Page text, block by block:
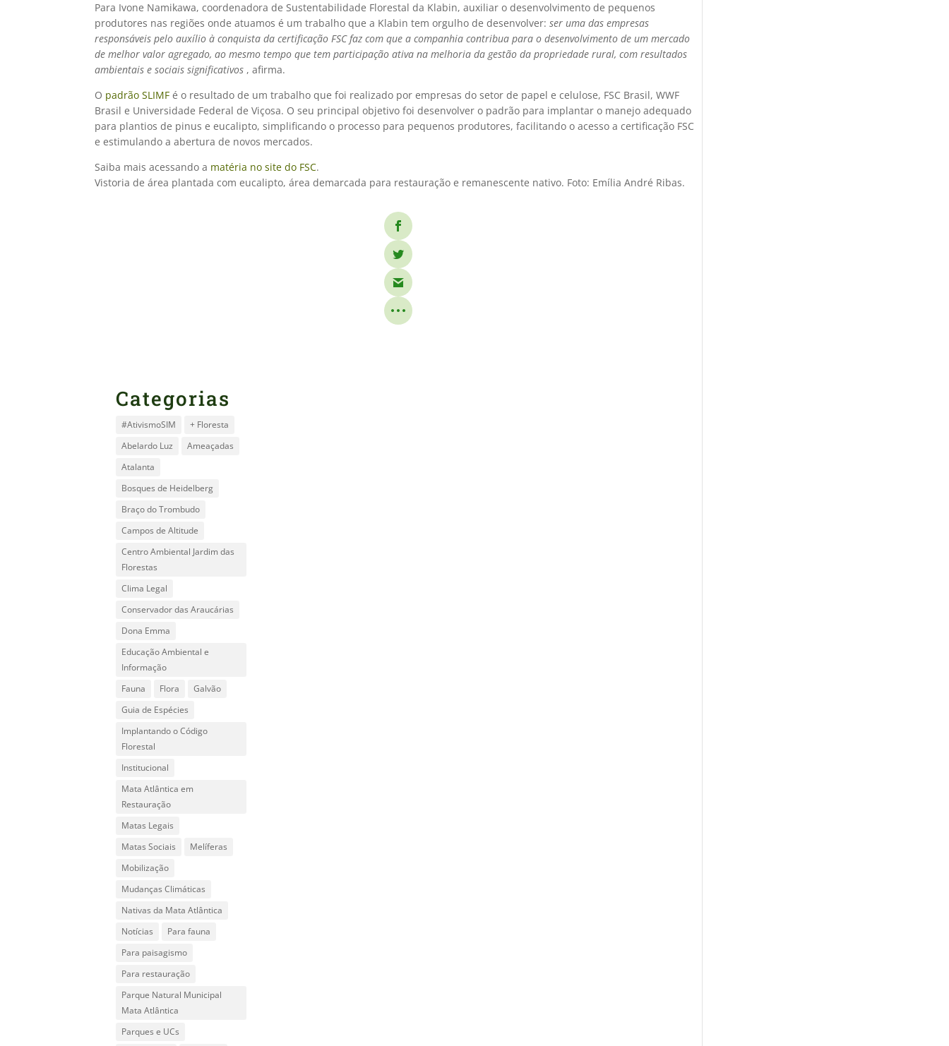
Para Ivone Namikawa, coordenadora de Sustentabilidade Florestal da Klabin, auxiliar o desenvolvimento de pequenos
produtores nas regiões onde atuamos é um trabalho que a Klabin tem orgulho de desenvolver: ser uma das empresas
responsáveis pelo auxílio à conquista da certificação FSC faz com que a companhia contribua para o desenvolvimento de um mercado
de melhor valor agregado, ao mesmo tempo que tem participação ativa na melhoria da gestão da propriedade rural, com resultados
ambientais e sociais significativos , afirma.
O padrão SLIMF é o resultado de um trabalho que foi realizado por empresas do setor de papel e celulose, FSC Brasil, WWF
Brasil e Universidade Federal de Viçosa. O seu principal objetivo foi desenvolver o padrão para implantar o manejo adequado
para plantios de pinus e eucalipto, simplificando o processo para pequenos produtores, facilitando o acesso a certificação FSC
e estimulando a abertura de novos mercados.
Saiba mais acessando a matéria no site do FSC.
Vistoria de área plantada com eucalipto, área demarcada para restauração e remanescente nativo. Foto: Emília André Ribas.
Categorias
#AtivismoSIM
+ Floresta
Abelardo Luz
Ameaçadas
Atalanta
Bosques de Heidelberg
Braço do Trombudo
Campos de Altitude
Centro Ambiental Jardim das
Florestas
Clima Legal
Conservador das Araucárias
Dona Emma
Educação Ambiental e
Informação
Fauna
Flora
Galvão
Guia de Espécies
Implantando o Código
Florestal
Institucional
Mata Atlântica em
Restauração
Matas Legais
Matas Sociais
Melíferas
Mobilização
Mudanças Climáticas
Nativas da Mata Atlântica
Notícias
Para fauna
Para paisagismo
Para restauração
Parque Natural Municipal
Mata Atlântica
Parques e UCs